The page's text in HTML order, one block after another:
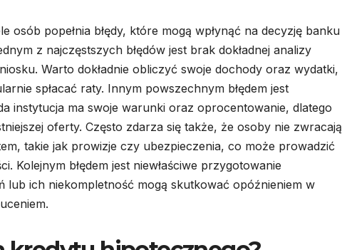
osób popełnia błędy, które mogą wpłynąć na decyzję banku
z najczęstszych błędów jest brak dokładnej analizy
Warto dokładnie obliczyć swoje dochody oraz wydatki,
spłacać raty. Innym powszechnym błędem jest
instytucja ma swoje warunki oraz oprocentowanie, dlatego
oferty. Często zdarza się także, że osoby nie zwracają
takie jak prowizje czy ubezpieczenia, co może prowadzić
Kolejnym błędem jest niewłaściwe przygotowanie
lub ich niekompletność mogą skutkować opóźnieniem w